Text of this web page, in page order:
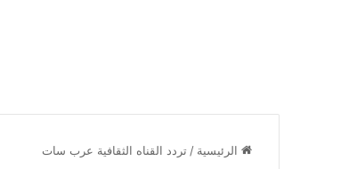
الرئيسية / تردد القناه الثقافية عرب سات